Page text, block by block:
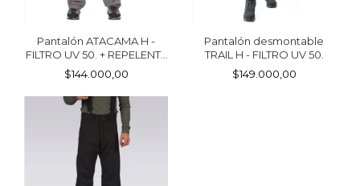
Pantalón ATACAMA H -
FILTRO UV 50. + REPELENTE
DE MOSQUITOS
$144.000,00
Pantalón desmontable
TRAIL H - FILTRO UV 50.
$149.000,00